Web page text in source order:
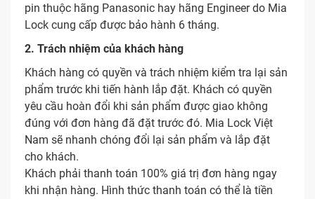
pin thuộc hãng Panasonic hay hãng Engineer do Mia
Lock cung cấp được bảo hành 6 tháng.
2. Trách nhiệm của khách hàng
Khách hàng có quyền và trách nhiệm kiểm tra lại sản
phẩm trước khi tiến hành lắp đặt. Khách có quyền
yêu cầu hoàn đổi khi sản phẩm được giao không
đúng với đơn hàng đã đặt trước đó. Mia Lock Việt
Nam sẽ nhanh chóng đổi lại sản phẩm và lắp đặt
cho khách.
Khách phải thanh toán 100% giá trị đơn hàng ngay
khi nhận hàng. Hình thức thanh toán có thể là tiền